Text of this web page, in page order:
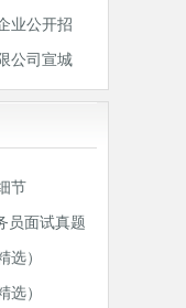
业公开招
公司宣城
节
员面试真题
选）
选）